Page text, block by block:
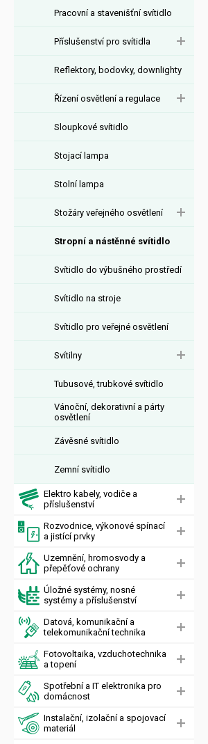
Pracovní a stavenišťní svítidlo
Příslušenství pro svítidla
Reflektory, bodovky, downlighty
Řízení osvětlení a regulace
Sloupkové svítidlo
Stojací lampa
Stolní lampa
Stožáry veřejného osvětlení
Stropní a nástěnné svítidlo
Svítidlo do výbušného prostředí
Svítidlo na stroje
Svítidlo pro veřejné osvětlení
Svítilny
Tubusové, trubkové svítidlo
Vánoční, dekorativní a párty
osvětlení
Závěsné svítidlo
Zemní svítidlo
Elektro kabely, vodiče a
příslušenství
Rozvodnice, výkonové spínací
a jistící prvky
Uzemnění, hromosvody a
přepěťové ochrany
Úložné systémy, nosné
systémy a příslušenství
Datová, komunikační a
telekomunikační technika
Fotovoltaika, vzduchotechnika
a topení
Spotřební a IT elektronika pro
domácnost
Instalační, izolační a spojovací
materiál